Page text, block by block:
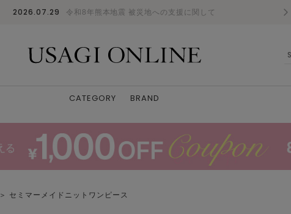
2026.07.29 令和8年熊本地震 被災地への支援に関して
CATEGORY BRAND
＞ セミマーメイドニットワンピース